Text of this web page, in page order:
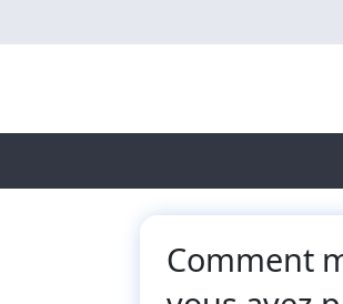
to
Comment